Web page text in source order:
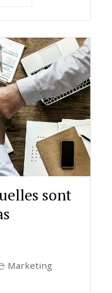
sont
Marketing